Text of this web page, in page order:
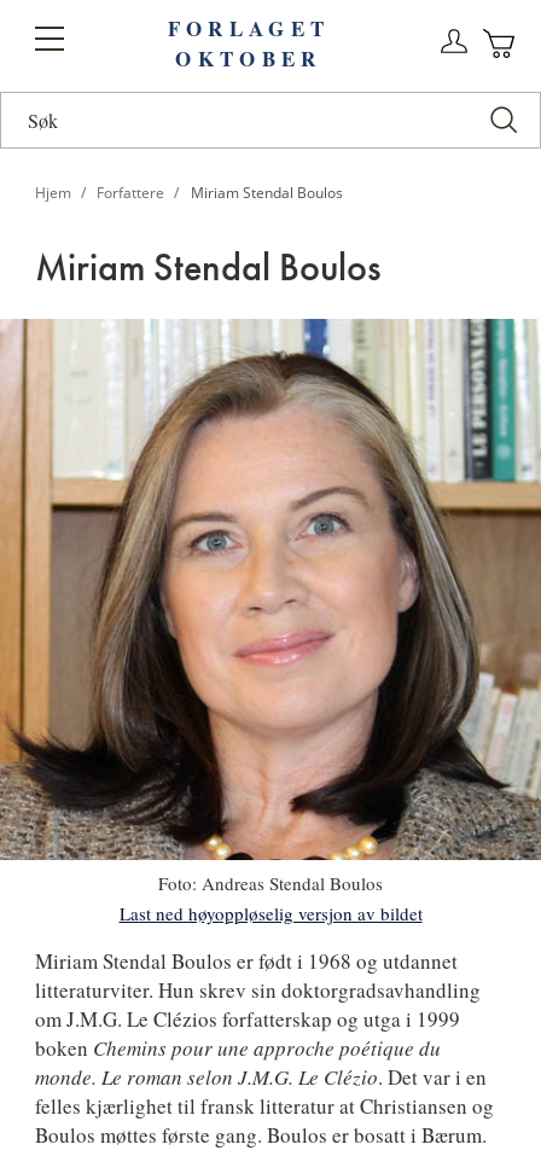
Toggle
FORLAGET
OKTOBER
Hjem Forfattere Miriam Stendal Boulos
Miriam Stendal Boulos
Foto: Andreas Stendal Boulos
Last ned høyoppløselig versjon av bildet
Miriam
Stendal
Boulos
Miriam Stendal Boulos er født i 1968 og utdannet
litteraturviter. Hun skrev sin doktorgradsavhandling
om J.M.G. Le Clézios forfatterskap og utga i 1999
boken Chemins pour une approche poétique du
monde. Le roman selon J.M.G. Le Clézio. Det var i en
felles kjærlighet til fransk litteratur at Christiansen og
Boulos møttes første gang. Boulos er bosatt i Bærum.